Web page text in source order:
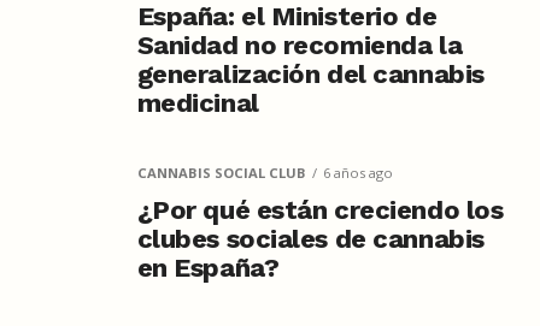
España: el Ministerio de
Sanidad no recomienda la
generalización del cannabis
medicinal
CANNABIS SOCIAL CLUB 6 años ago
¿Por qué están creciendo los
clubes sociales de cannabis
en España?